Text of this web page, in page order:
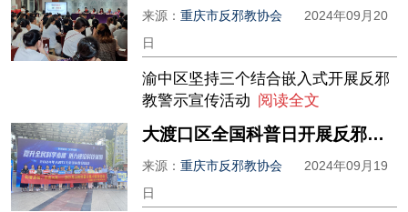
来源：重庆市反邪教协会
2024年09月20
日
渝中区坚持三个结合嵌入式开展反邪
教警示宣传活动 阅读全文
大渡口区全国科普日开展反邪教警示宣传活动
来源：重庆市反邪教协会
2024年09月19
日